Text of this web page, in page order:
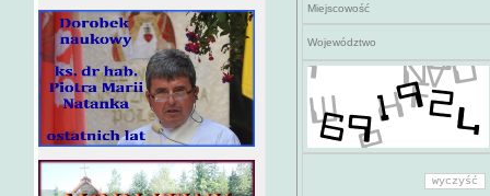
Miejscowość
Województwo